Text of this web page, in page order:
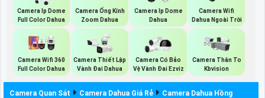
Camera Ip Dome
Full Color Dahua
Camera Ống Kính
Zoom Dahua
Camera Ip Dome
Dahua
Camera Wifi
Dahua Ngoài Trời
Camera Wifi 360
Full Color Dahua
Camera Thiết Lập
Vành Đai Dahua
Camera Có Bảo
Vệ Vành Đai Ezviz
Camera Thân To
Kbvision
Camera Quan Sát Camera Dahua Giá Rẻ
Camera Dahua Hồng